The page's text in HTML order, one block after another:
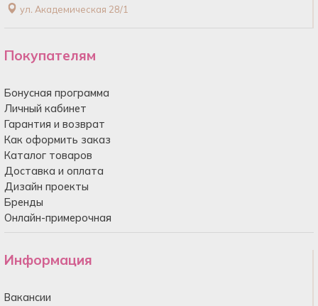
ул. Академическая 28/1
Покупателям
Бонусная программа
Личный кабинет
Гарантия и возврат
Как оформить заказ
Каталог товаров
Доставка и оплата
Дизайн проекты
Бренды
Онлайн-примерочная
Информация
Вакансии